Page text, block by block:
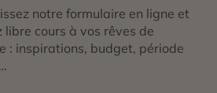
notre formulaire en ligne et
libre cours à vos rêves de
: inspirations, budget, période